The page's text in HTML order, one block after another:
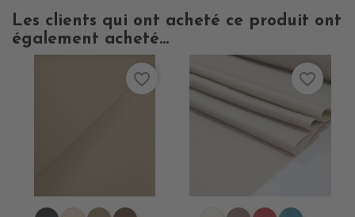
Les clients qui ont acheté ce produit ont
également acheté...
favorite_border favorite_border